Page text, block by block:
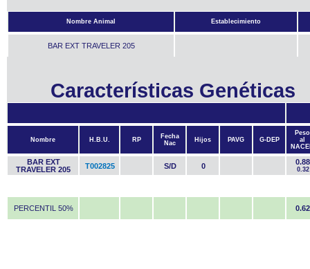
Nombre Animal Establecimiento
BAR EXT TRAVELER 205
Características Genéticas
Nombre H.B.U. RP
Fecha
Nac
Hijos PAVG G-DEP
Peso
al
BAR EXT
TRAVELER 205
T002825 S/D 0 0.88
0.32
PERCENTIL 50% 0.62